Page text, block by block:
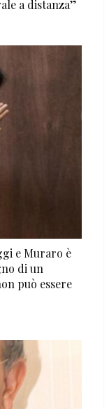
a distanza”
e Muraro è
di un
può essere